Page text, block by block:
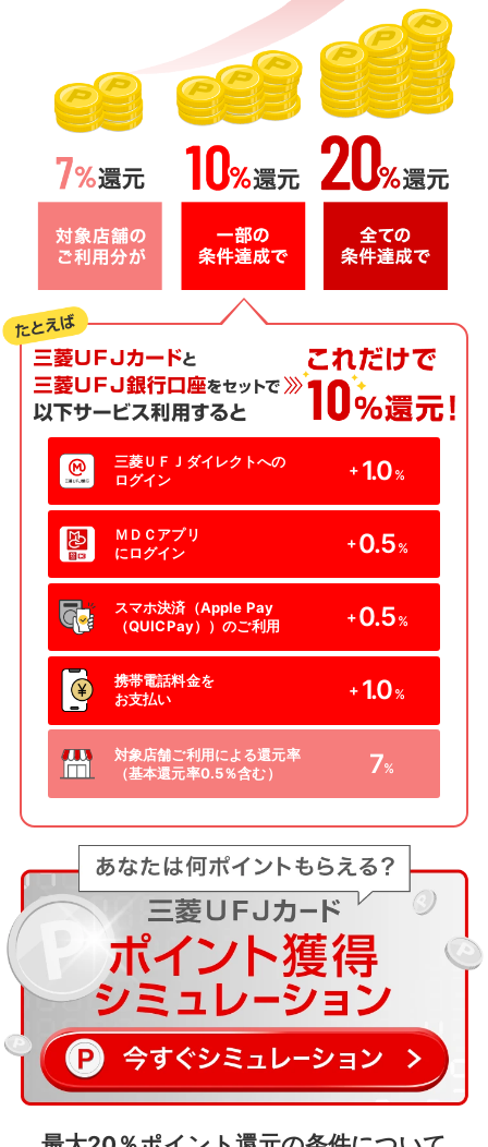
三菱ＵＦＪダイレクトへの
ログイン
+ 1.0 %
ＭＤＣアプリ
にログイン
+ 0.5 %
スマホ決済（Apple Pay
（QUICPay））のご利用
+ 0.5 %
携帯電話料金を
お支払い
+ 1.0 %
対象店舗ご利用による還元率
（基本還元率0.5％含む）
7%